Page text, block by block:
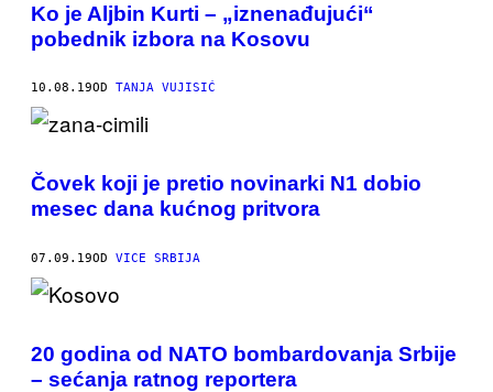
Ko je Aljbin Kurti – „iznenađujući“
pobednik izbora na Kosovu
10.08.19OD TANJA VUJISIĆ
Čovek koji je pretio novinarki N1 dobio
mesec dana kućnog pritvora
07.09.19OD VICE SRBIJA
20 godina od NATO bombardovanja Srbije
– sećanja ratnog reportera